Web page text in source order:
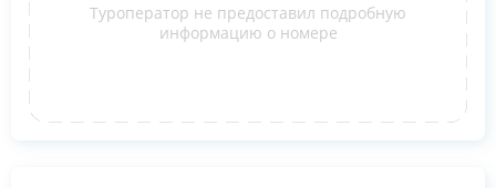
Туроператор не предоставил подробную
информацию о номере